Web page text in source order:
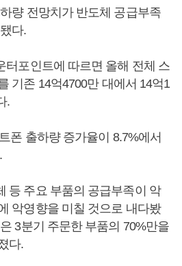
량 전망치가 반도체 공급부족
다.
터포인트에 따르면 올해 전체 스
기존 14억4700만 대에서 14억1
.
폰 출하량 증가율이 8.7%에서
등 주요 부품의 공급부족이 악
악영향을 미칠 것으로 내다봤
3분기 주문한 부품의 70%만을
다.